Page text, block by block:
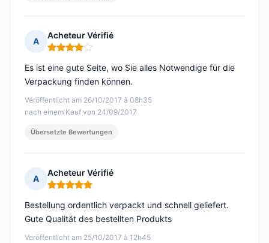
A
Acheteur Vérifié
Hinweis: 4 von 5
Veröffentlicht am 26/10/2017 à 08h35
nach einem Kauf von 24/09/2017
Es ist eine gute Seite, wo Sie alles Notwendige für die
Verpackung finden können.
Übersetzte Bewertungen
A
Acheteur Vérifié
Hinweis: 5 von 5
Veröffentlicht am 25/10/2017 à 12h45
Bestellung ordentlich verpackt und schnell geliefert.
Gute Qualität des bestellten Produkts